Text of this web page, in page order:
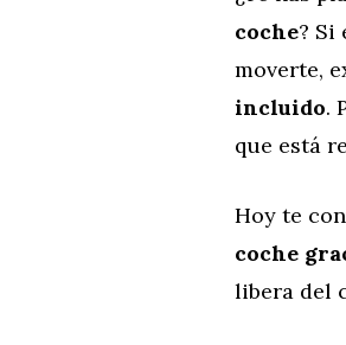
coche? Si
moverte,
incluido.
que está
Hoy te
coche
libera del